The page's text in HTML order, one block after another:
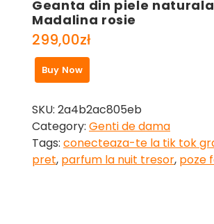
Geanta din piele naturala
Madalina rosie
299,00zł
Buy Now
SKU: 2a4b2ac805eb
Category: Genti de dama
Tags: conecteaza-te la tik tok
pret, parfum la nuit tresor, poze